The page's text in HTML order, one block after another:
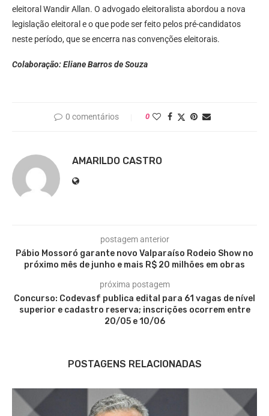
eleitoral Wandir Allan. O advogado eleitoralista abordou a nova
legislação eleitoral e o que pode ser feito pelos pré-candidatos
neste período, que se encerra nas convenções eleitorais.
Colaboração: Eliane Barros de Souza
0 comentários 0
AMARILDO CASTRO
postagem anterior
Pábio Mossoró garante novo Valparaíso Rodeio Show no
próximo mês de junho e mais R$ 20 milhões em obras
próxima postagem
Concurso: Codevasf publica edital para 61 vagas de nível
superior e cadastro reserva; inscrições ocorrem entre
20/05 e 10/06
POSTAGENS RELACIONADAS